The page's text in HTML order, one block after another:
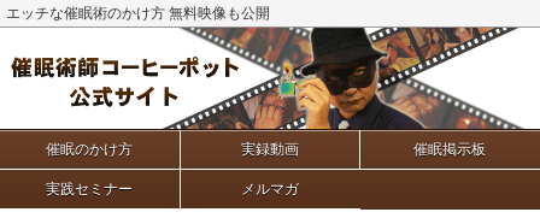
エッチな催眠術のかけ方 無料映像も公開
催眠のかけ方 実録動画 催眠掲示板
実践セミナー メルマガ